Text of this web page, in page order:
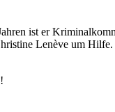
ist er
Lenève um